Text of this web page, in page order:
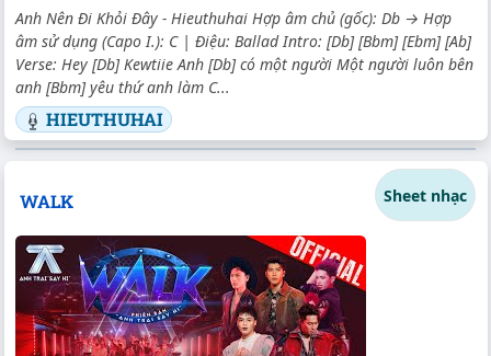
Anh Nên Đi Khỏi Đây - Hieuthuhai Hợp âm chủ (gốc): Db → Hợp
âm sử dụng (Capo I.): C | Điệu: Ballad Intro: [Db] [Bbm] [Ebm] [Ab]
Verse: Hey [Db] Kewtiie Anh [Db] có một người Một người luôn bên
anh [Bbm] yêu thứ anh làm C...
HIEUTHUHAI
WALK Sheet nhạc